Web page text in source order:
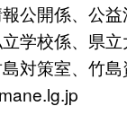
開係、公益
校係、県立
策室、竹島